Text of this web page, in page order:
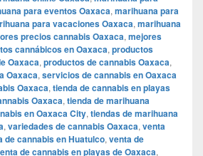
para eventos Oaxaca, marihuana para
para vacaciones Oaxaca, marihuana
precios cannabis Oaxaca, mejores
cannábicos en Oaxaca, productos
Oaxaca, productos de cannabis Oaxaca,
Oaxaca, servicios de cannabis en Oaxaca
Oaxaca, tienda de cannabis en playas
Oaxaca, tienda de marihuana
en Oaxaca City, tiendas de marihuana
, variedades de cannabis Oaxaca, venta
de cannabis en Huatulco, venta de
de cannabis en playas de Oaxaca,